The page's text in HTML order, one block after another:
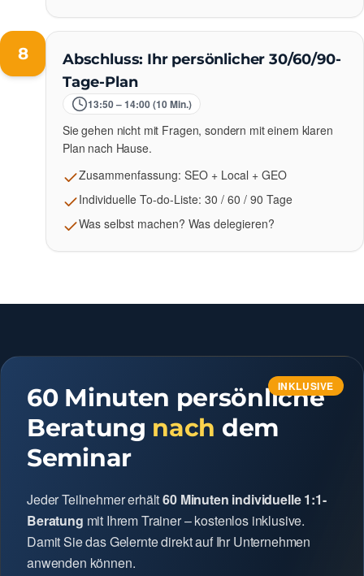
8
Abschluss: Ihr persönlicher 30/60/90-
Tage-Plan
13:50 – 14:00 (10 Min.)
Sie gehen nicht mit Fragen, sondern mit einem klaren
Plan nach Hause.
Zusammenfassung: SEO + Local + GEO
Individuelle To-do-Liste: 30 / 60 / 90 Tage
Was selbst machen? Was delegieren?
INKLUSIVE
60 Minuten persönliche
Beratung nach dem
Seminar
Jeder Teilnehmer erhält60 Minuten individuelle 1:1-
Beratung mit Ihrem Trainer – kostenlos inklusive.
Damit Sie das Gelernte direkt auf Ihr Unternehmen
anwenden können.